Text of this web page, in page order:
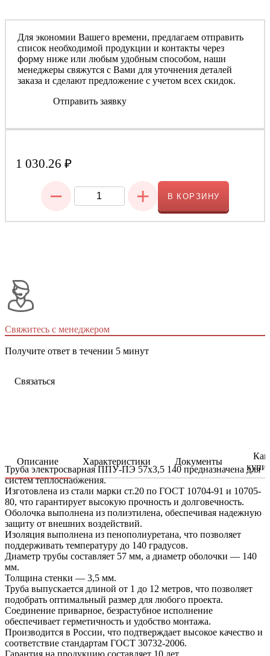
Для экономии Вашего времени, предлагаем отправить
список необходимой продукции и контакты через
форму ниже или любым удобным способом, наши
менеджеры свяжутся с Вами для уточнения деталей
заказа и сделают предложение с учетом всех скидок.
Отправить заявку
1 030.26 ₽
− + В КОРЗИНУ
Свяжитесь с менеджером
Получите ответ в течении 5 минут
Связаться
Описание Характеристики Документы
Как
Труба электросварная ППУ-ПЭ 57x3,5 140 предназначена для
систем теплоснабжения.
Изготовлена из стали марки ст.20 по ГОСТ 10704-91 и 10705-
80, что гарантирует высокую прочность и долговечность.
Оболочка выполнена из полиэтилена, обеспечивая надежную
защиту от внешних воздействий.
Изоляция выполнена из пенополиуретана, что позволяет
поддерживать температуру до 140 градусов.
Диаметр трубы составляет 57 мм, а диаметр оболочки — 140
мм.
Толщина стенки — 3,5 мм.
Труба выпускается длиной от 1 до 12 метров, что позволяет
подобрать оптимальный размер для любого проекта.
Соединение приварное, безрастубное исполнение
обеспечивает герметичность и удобство монтажа.
Производится в России, что подтверждает высокое качество и
соответствие стандартам ГОСТ 30732-2006.